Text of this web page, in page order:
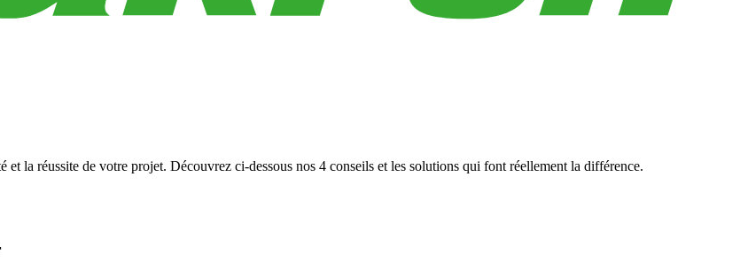
la réussite de votre projet. Découvrez ci-dessous nos 4 conseils et les solutions qui font réellement la différence.